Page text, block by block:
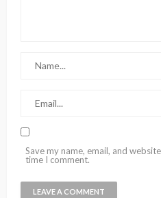
Save my name, email, and
time I comment.